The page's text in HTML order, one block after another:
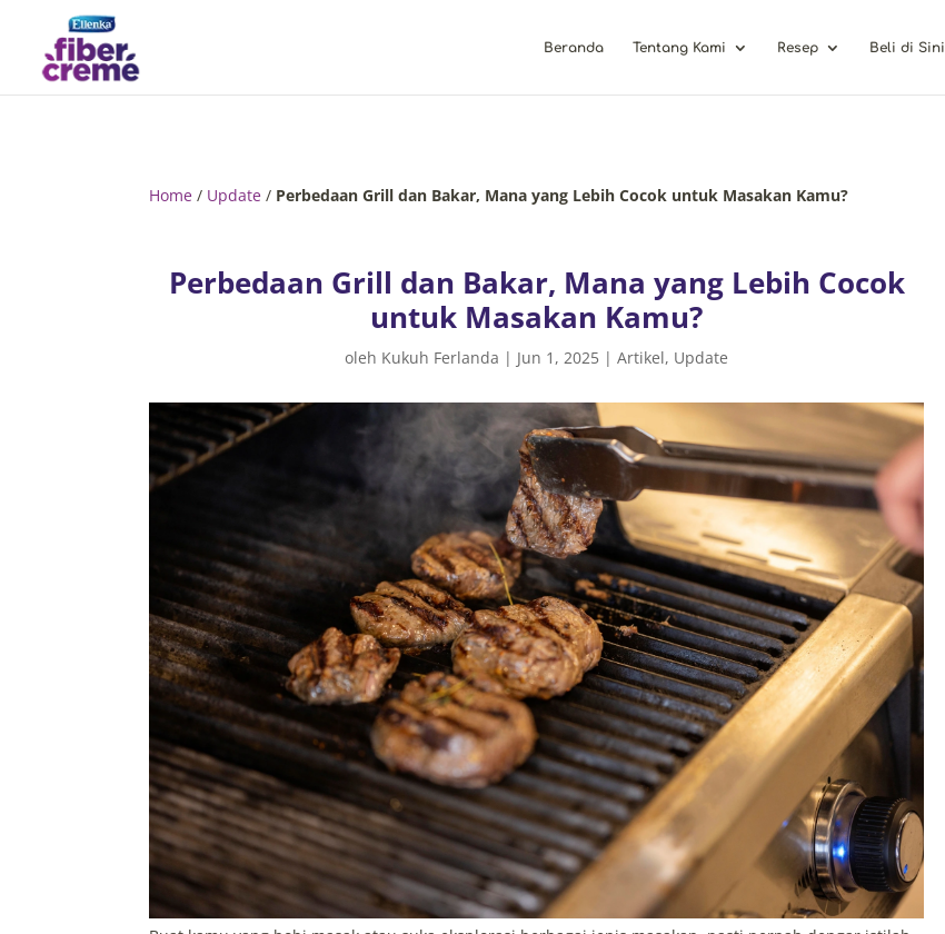
Beranda Tentang Kami Resep Beli di Sini
Home / Update / Perbedaan Grill dan Bakar, Mana yang Lebih Cocok untuk Masakan Kamu?
Perbedaan Grill dan Bakar, Mana yang Lebih Cocok
untuk Masakan Kamu?
oleh Kukuh Ferlanda | Jun 1, 2025 |Artikel, Update